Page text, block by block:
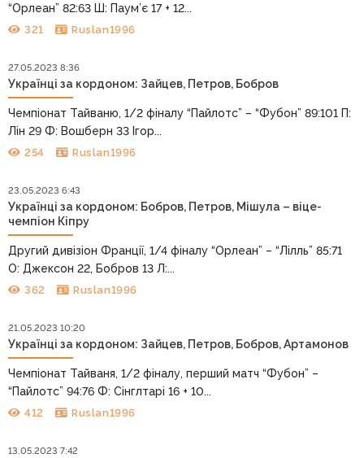
“Орлеан” 82:63 Ш: Паум’є 17 + 12...
321 Ruslan1996
27.05.2023 8:36
Українці за кордоном: Зайцев, Петров, Бобров
Чемпіонат Тайваню, 1/2 фіналу “Пайлотс” – “Фубон” 89:101 П:
Лін 29 Ф: Вошберн 33 Ігор...
254 Ruslan1996
23.05.2023 6:43
Українці за кордоном: Бобров, Петров, Мішула – віце-
чемпіон Кіпру
Другий дивізіон Франції, 1/4 фіналу “Орлеан” – “Лілль” 85:71
О: Джексон 22, Бобров 13 Л:...
362 Ruslan1996
21.05.2023 10:20
Українці за кордоном: Зайцев, Петров, Бобров, Артамонов
Чемпіонат Тайваня, 1/2 фіналу, перший матч “Фубон” –
“Пайлотс” 94:76 Ф: Сінглтарі 16 + 10...
412 Ruslan1996
13.05.2023 7:42